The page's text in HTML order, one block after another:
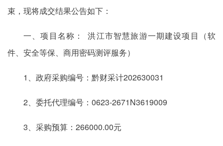
束，现将成交结果公告如下：
一、项目名称： 洪江市智慧旅游一期建设项目（软
件、安全等保、商用密码测评服务）
1、政府采购编号：黔财采计202630031
2、委托代理编号：0623-2671N3619009
3、采购预算：266000.00元